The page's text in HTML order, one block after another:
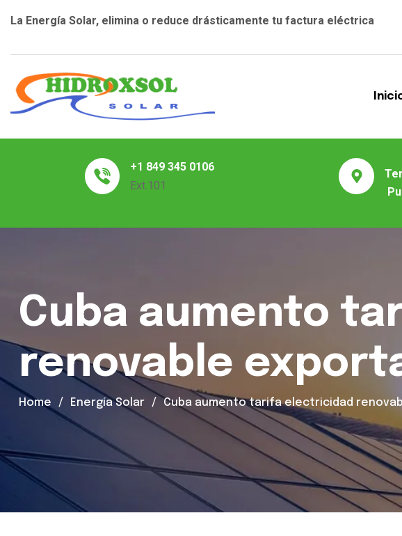
La Energía Solar, elimina o reduce drásticamente tu factura eléctrica
+1 849 345 0106
Ext.101
Cuba aumento
renovable
Home Energía Solar Cuba aumento tarifa electricidad